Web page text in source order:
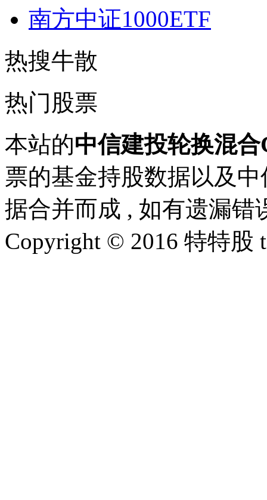
南方中证1000ETF
热搜牛散
热门股票
本站的中信建投轮换混合
票的基金持股数据以及
据合并而成 , 如有遗漏错
Copyright © 2016 特特股